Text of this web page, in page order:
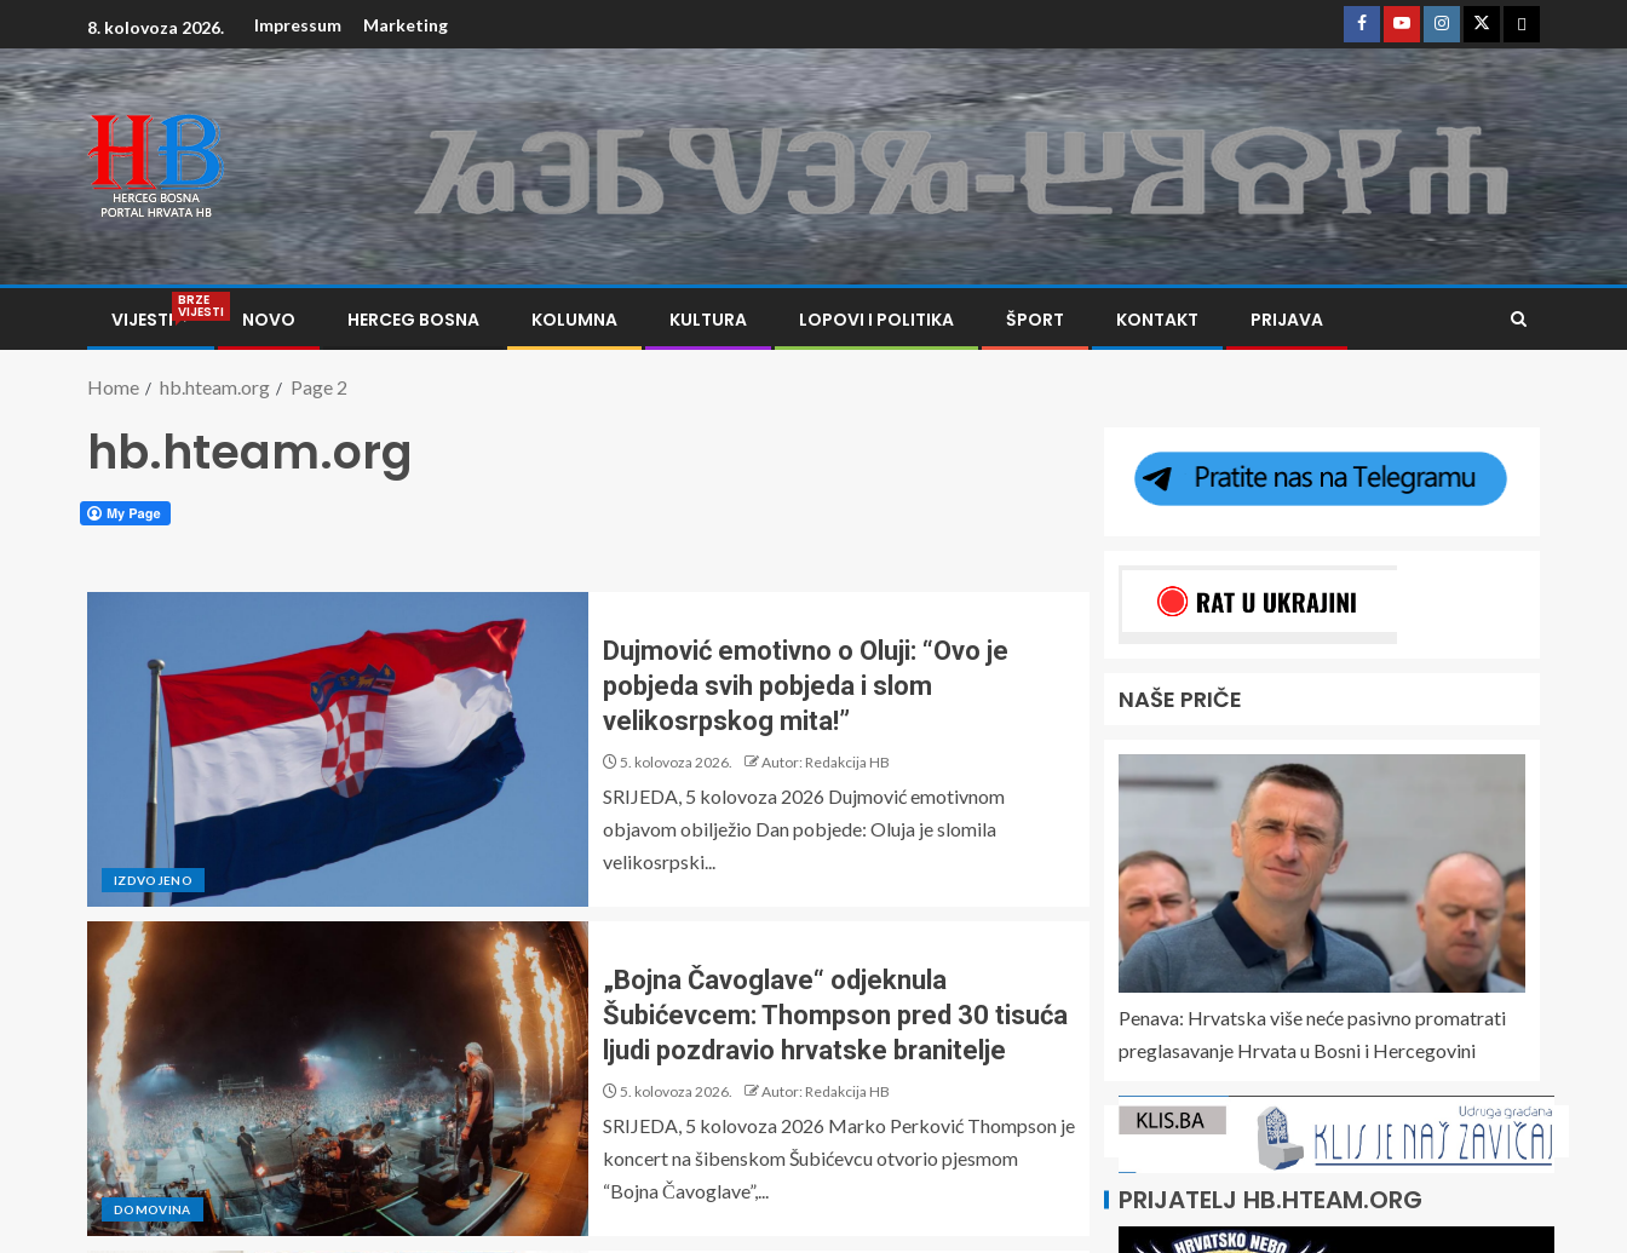
8. kolovoza 2026. Impressum Marketing
VIJESTI
BRZE
VIJESTI NOVO HERCEG BOSNA KOLUMNA KULTURA LOPOVI I POLITIKA ŠPORT KONTAKT PRIJAVA
Home hb.hteam.org Page 2
hb.hteam.org
IZDVOJENO
Dujmović emotivno o Oluji: “Ovo je
pobjeda svih pobjeda i slom
velikosrpskog mita!”
5. kolovoza 2026. Autor: Redakcija HB
SRIJEDA, 5 kolovoza 2026 Dujmović emotivnom
objavom obilježio Dan pobjede: Oluja je slomila
velikosrpski...
DOMOVINA
„Bojna Čavoglave“ odjeknula
Šubićevcem: Thompson pred 30 tisuća
ljudi pozdravio hrvatske branitelje
5. kolovoza 2026. Autor: Redakcija HB
SRIJEDA, 5 kolovoza 2026 Marko Perković Thompson je
koncert na šibenskom Šubićevcu otvorio pjesmom
“Bojna Čavoglave”,...
NAŠE PRIČE
Penava: Hrvatska više neće pasivno promatrati
preglasavanje Hrvata u Bosni i Hercegovini
PRIJATELJ HB.HTEAM.ORG